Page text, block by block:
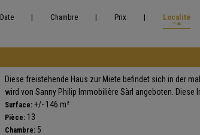
Date | Chambre | Prix | Localité
Diese freistehende Haus zur Miete befindet sich in der
wird von Sanny Philip Immobilière Sàrl angeboten. Diese
Surface: +/- 146 m²
Pièce: 13
Chambre: 5